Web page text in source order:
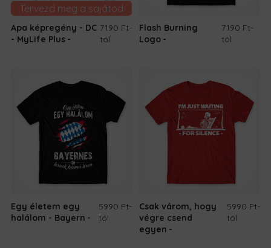
Tervezd meg a sajátod
Apa képregény - DC
- MyLife Plus
7190 Ft-
tól
Flash Burning
Logo
7190 Ft-
tól
Egy életem egy
halálom - Bayern
5990 Ft-
tól
Csak várom, hogy
végre csend
egyen
5990 Ft-
tól